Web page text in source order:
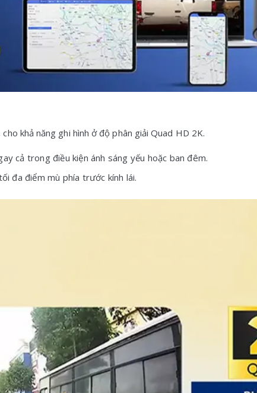
khả năng ghi hình ở độ phân giải Quad HD 2K.
cả trong điều kiện ánh sáng yếu hoặc ban đêm.
đa điểm mù phía trước kính lái.